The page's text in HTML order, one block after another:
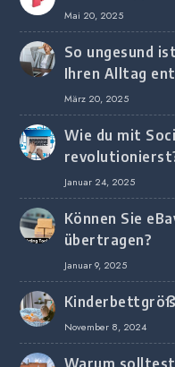
Mai 20, 2025
So ungesund
Ihren Alltag
März 20, 2025
Wie du mit
Januar 24, 2025
Können Sie
übertragen?
Januar 9, 2025
November 8, 2024
Warum